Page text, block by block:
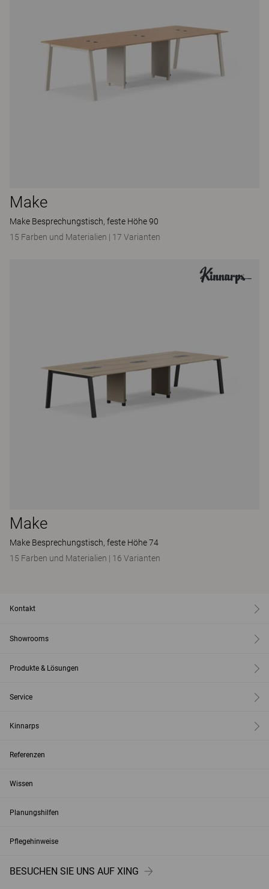
Make
Make Besprechungstisch, feste Höhe 90
15 Farben und Materialien | 17 Varianten
Make
Make Besprechungstisch, feste Höhe 74
15 Farben und Materialien | 16 Varianten
Kontakt
Showrooms
Produkte & Lösungen
Service
Kinnarps
Referenzen
Wissen
Planungshilfen
Pflegehinweise
BESUCHEN SIE UNS AUF XING